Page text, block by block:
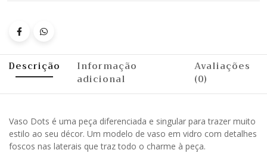
Descrição
Informação
adicional
Avaliações
(0)
Vaso Dots é uma peça diferenciada e singular para trazer muito
estilo ao seu décor. Um modelo de vaso em vidro com detalhes
foscos nas laterais que traz todo o charme à peça.